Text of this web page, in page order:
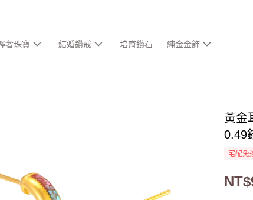
奢珠寶 結婚鑽戒 培育鑽石 純金金飾
黃金
0.49
宅配免